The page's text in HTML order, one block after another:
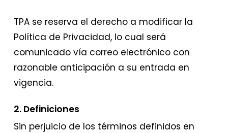
TPA se reserva el derecho a modificar la
Política de Privacidad, lo cual será
comunicado vía correo electrónico con
razonable anticipación a su entrada en
vigencia.
2. Definiciones
Sin perjuicio de los términos definidos en